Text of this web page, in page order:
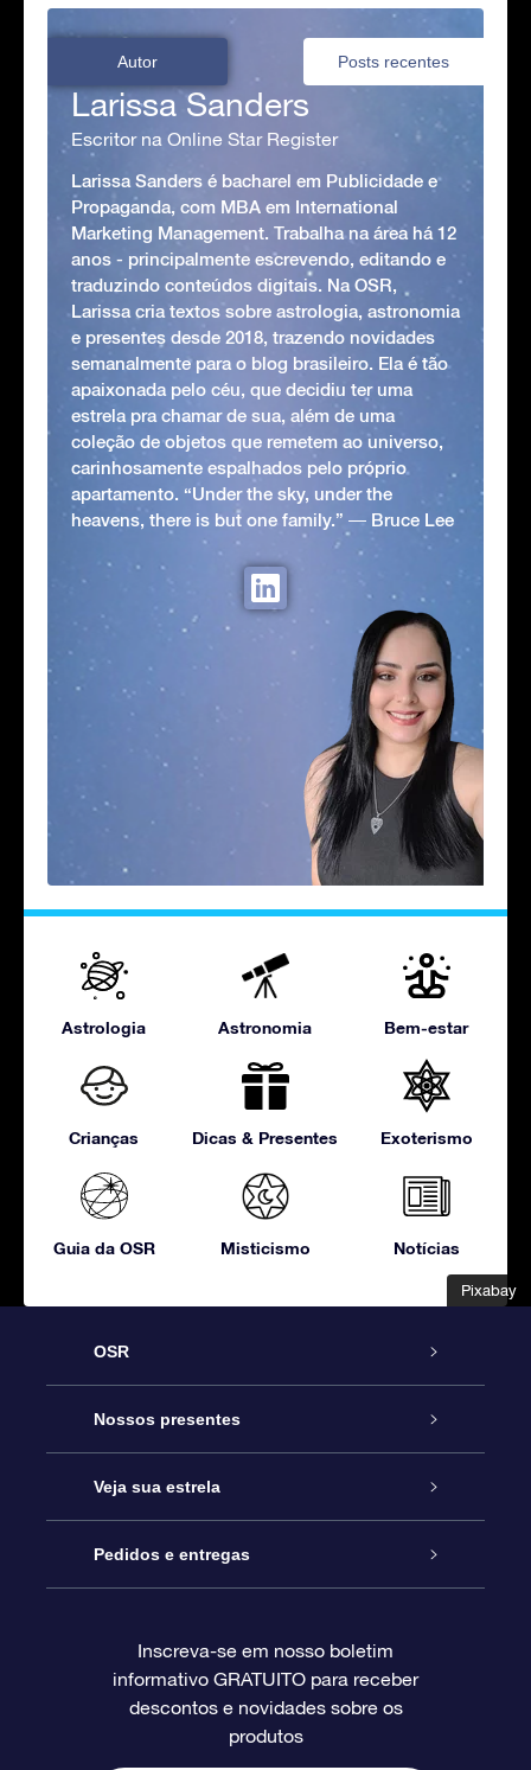
Pixabay
Pixabay
Autor Posts recentes
Larissa Sanders
Escritor na Online Star Register
Larissa Sanders é bacharel em Publicidade e
Propaganda, com MBA em International
Marketing Management. Trabalha na área há 12
anos - principalmente escrevendo, editando e
traduzindo conteúdos digitais. Na OSR,
Larissa cria textos sobre astrologia, astronomia
e presentes desde 2018, trazendo novidades
semanalmente para o blog brasileiro. Ela é tão
apaixonada pelo céu, que decidiu ter uma
estrela pra chamar de sua, além de uma
coleção de objetos que remetem ao universo,
carinhosamente espalhados pelo próprio
apartamento. “Under the sky, under the
heavens, there is but one family.” ― Bruce Lee
Astrologia Astronomia Bem-estar
Crianças Dicas & Presentes Exoterismo
Guia da OSR Misticismo Notícias
OSR
Serviço
Entre em contato conosco
Blog
Avaliações
Nossos presentes
Presente estrelar on-line
Pacote de presente da OSR
O cartão de presente da OSR
Presentes corporativos
Veja sua estrela
Star Register
Página estelar personalizada
Um Milhão de Estrelas
Pedidos e entregas
Informações de pagamento
Inscreva-se em nosso boletim
informativo GRATUITO para receber
descontos e novidades sobre os
produtos